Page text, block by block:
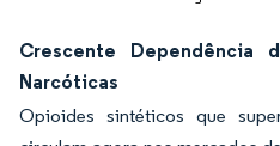
Crescente Dependência
Narcóticas
Opioides sintéticos que